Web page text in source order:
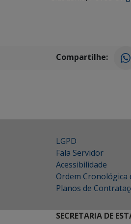
Compartilhe:
LGPD
Fala Servidor
Acessibilidade
Ordem Cronológica
Planos de
SECRETARIA DE